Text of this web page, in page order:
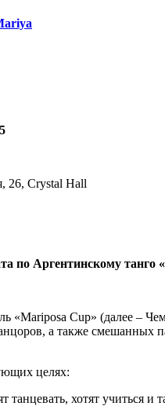
26, Crystal Hall
по Аргентинскому танго
Cup» (далее –
а также смешанных
целях:
хотят учиться и